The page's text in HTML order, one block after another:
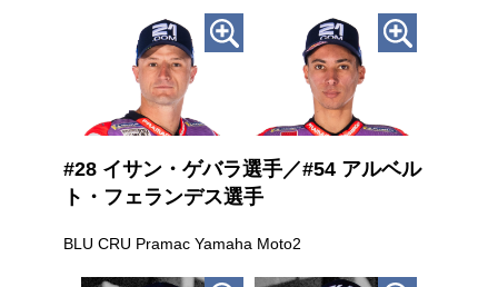
#28 イサン・ゲバラ選手／#54 アルベル
ト・フェランデス選手
BLU CRU Pramac Yamaha Moto2